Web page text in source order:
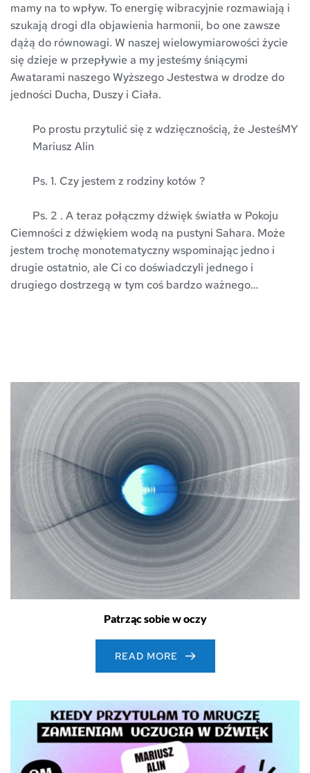
mamy na to wpływ. To energię wibracyjnie rozmawiają i
szukają drogi dla objawienia harmonii, bo one zawsze
dążą do równowagi. W naszej wielowymiarowości życie
się dzieje w przepływie a my jesteśmy śniącymi
Awatarami naszego Wyższego Jestestwa w drodze do
jedności Ducha, Duszy i Ciała.
	Po prostu przytulić się z wdzięcznością, że JesteśMY
	Mariusz Alin
	Ps. 1. Czy jestem z rodziny kotów ?
Ciemności z dźwiękiem wodą na pustyni Sahara. Może
jestem trochę monotematyczny wspominając jedno i
drugie ostatnio, ale Ci co doświadczyli jednego i
drugiego dostrzegą w tym coś bardzo ważnego…
Patrząc sobie w oczy
READ MORE